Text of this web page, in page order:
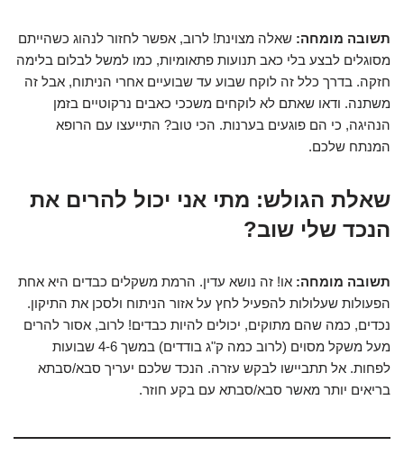
תשובה מומחה: שאלה מצוינת! לרוב, אפשר לחזור לנהוג כשהייתם
מסוגלים לבצע בלי כאב תנועות פתאומיות, כמו למשל לבלום בלימה
חזקה. בדרך כלל זה לוקח שבוע עד שבועיים אחרי הניתוח, אבל זה
משתנה. ודאו שאתם לא לוקחים משככי כאבים נרקוטיים בזמן
הנהיגה, כי הם פוגעים בערנות. הכי טוב? התייעצו עם הרופא
המנתח שלכם.
שאלת הגולש: מתי אני יכול להרים את
הנכד שלי שוב?
תשובה מומחה: או! זה נושא עדין. הרמת משקלים כבדים היא אחת
הפעולות שעלולות להפעיל לחץ על אזור הניתוח ולסכן את התיקון.
נכדים, כמה שהם מתוקים, יכולים להיות כבדים! לרוב, אסור להרים
מעל משקל מסוים (לרוב כמה ק"ג בודדים) במשך 4-6 שבועות
לפחות. אל תתביישו לבקש עזרה. הנכד שלכם יעריך סבא/סבתא
בריאים יותר מאשר סבא/סבתא עם בקע חוזר.